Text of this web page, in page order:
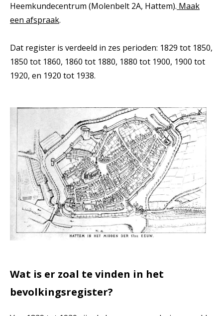
Heemkundecentrum (Molenbelt 2A, Hattem). Maak
een afspraak.
Dat register is verdeeld in zes perioden: 1829 tot 1850,
1850 tot 1860, 1860 tot 1880, 1880 tot 1900, 1900 tot
1920, en 1920 tot 1938.
Wat is er zoal te vinden in het
bevolkingsregister?